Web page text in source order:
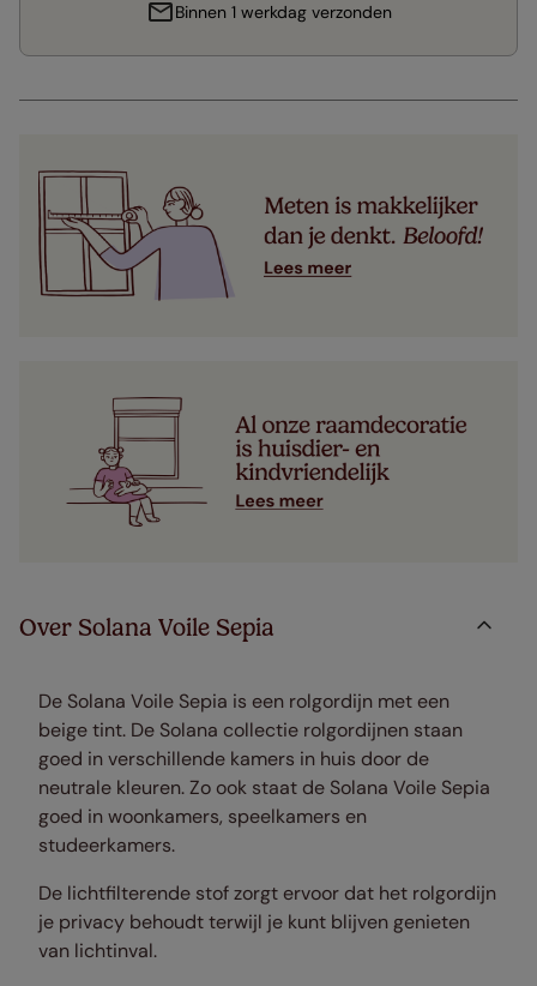
Binnen 1 werkdag verzonden
Over Solana Voile Sepia
De Solana Voile Sepia is een rolgordijn met een
beige tint. De Solana collectie rolgordijnen staan
goed in verschillende kamers in huis door de
neutrale kleuren. Zo ook staat de Solana Voile Sepia
goed in woonkamers, speelkamers en
studeerkamers.
De lichtfilterende stof zorgt ervoor dat het rolgordijn
je privacy behoudt terwijl je kunt blijven genieten
van lichtinval.